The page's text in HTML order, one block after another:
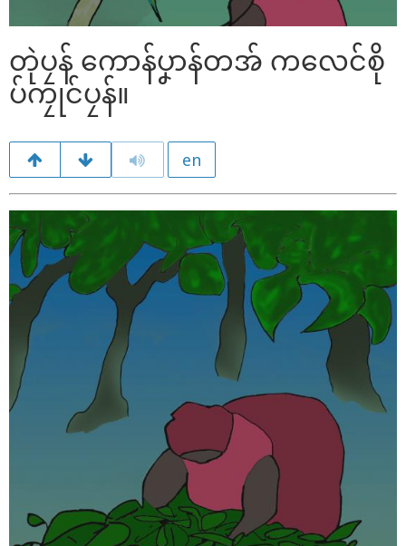
တုဲပၠန် ကောန်ပၞာန်တအ် ကလေင်စို
ပ်ကၠုင်ပၠန်။
en